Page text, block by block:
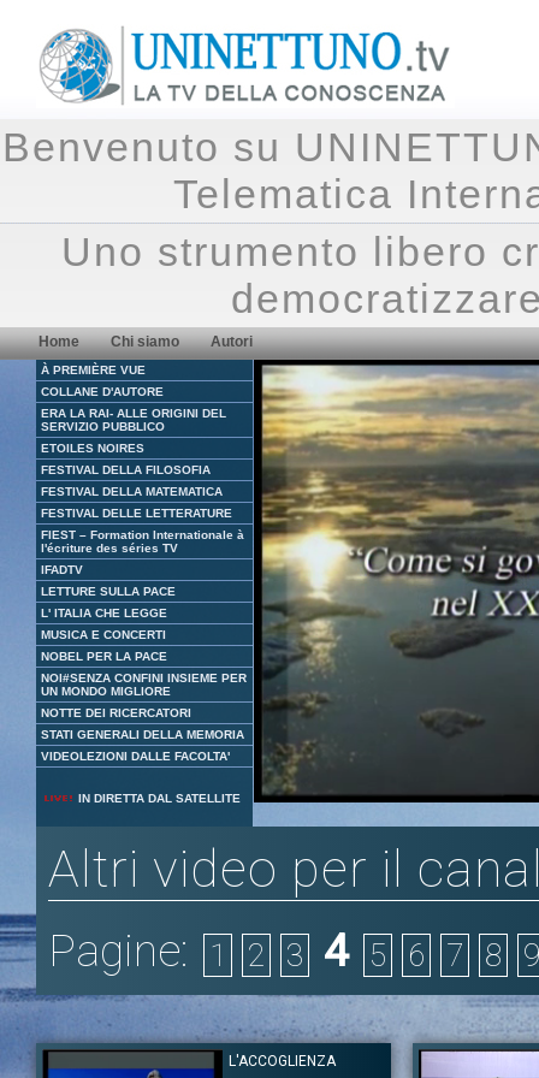
Benvenuto su
Telematica
Uno strumento libero
Home Chi siamo Autori
À PREMIÈRE VUE
COLLANE D'AUTORE
ERA LA RAI- ALLE ORIGINI DEL
SERVIZIO PUBBLICO
ETOILES NOIRES
FESTIVAL DELLA FILOSOFIA
FESTIVAL DELLA MATEMATICA
FESTIVAL DELLE LETTERATURE
FIEST – Formation Internationale à
l'écriture des séries TV
IFADTV
LETTURE SULLA PACE
L' ITALIA CHE LEGGE
MUSICA E CONCERTI
NOBEL PER LA PACE
NOI#SENZA CONFINI INSIEME PER
UN MONDO MIGLIORE
NOTTE DEI RICERCATORI
STATI GENERALI DELLA MEMORIA
VIDEOLEZIONI DALLE FACOLTA'
IN DIRETTA DAL SATELLITE
4.62%
Altri video per il
Pagine: 1 2 3 4 5 6 7 8 9
L'ACCOGLIENZA